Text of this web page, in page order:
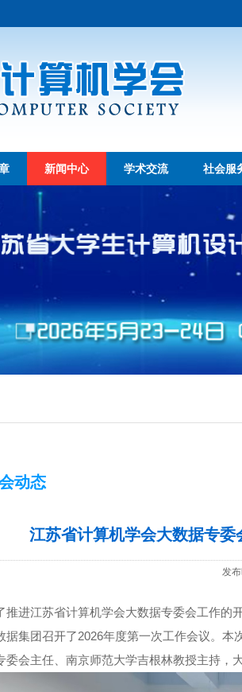
新闻中心 学术交流 社会服
动态
江苏省计算机学会大数据专
发
推进江苏省计算机学会大数据专委会工作的
据集团召开了2026年度第一次工作会议。
委会主任、南京师范大学吉根林教授主持，